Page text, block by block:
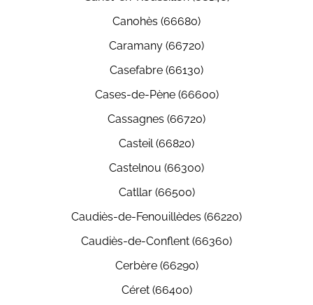
Canohès (66680)
Caramany (66720)
Casefabre (66130)
Cases-de-Pène (66600)
Cassagnes (66720)
Casteil (66820)
Castelnou (66300)
Catllar (66500)
Caudiès-de-Fenouillèdes (66220)
Caudiès-de-Conflent (66360)
Cerbère (66290)
Céret (66400)